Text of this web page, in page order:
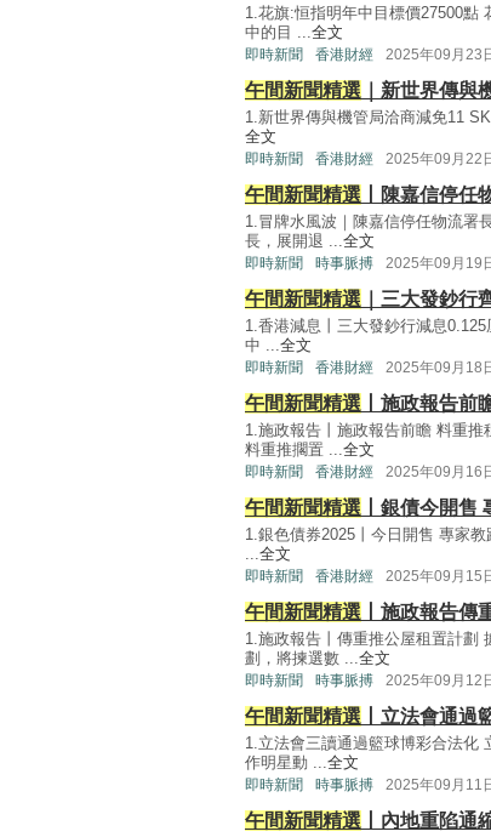
1.花旗:恒指明年中目標價27500點
中的目 ...全文
即時新聞 香港財經 2025年09月23
午間新聞精選 ｜新世界傳與
1.新世界傳與機管局洽商減免11
全文
即時新聞 香港財經 2025年09月22
午間新聞精選 丨陳嘉信停任
1.冒牌水風波｜陳嘉信停任物流署
長，展開退 ...全文
即時新聞 時事脈搏 2025年09月19
午間新聞精選 ｜三大發鈔行
1.香港減息丨三大發鈔行減息
中 ...全文
即時新聞 香港財經 2025年09月18
午間新聞精選 丨施政報告前
1.施政報告丨施政報告前瞻 料重推
料重推擱置 ...全文
即時新聞 香港財經 2025年09月16
午間新聞精選 丨銀債今開售
1.銀色債券2025丨今日開售 專家
...全文
即時新聞 香港財經 2025年09月15
午間新聞精選 丨施政報告傳
1.施政報告丨傳重推公屋租置計劃
劃，將揀選數 ...全文
即時新聞 時事脈搏 2025年09月12
午間新聞精選 丨立法會通過
1.立法會三讀通過籃球博彩合法化
作明星動 ...全文
即時新聞 時事脈搏 2025年09月11
午間新聞精選 丨內地重陷通